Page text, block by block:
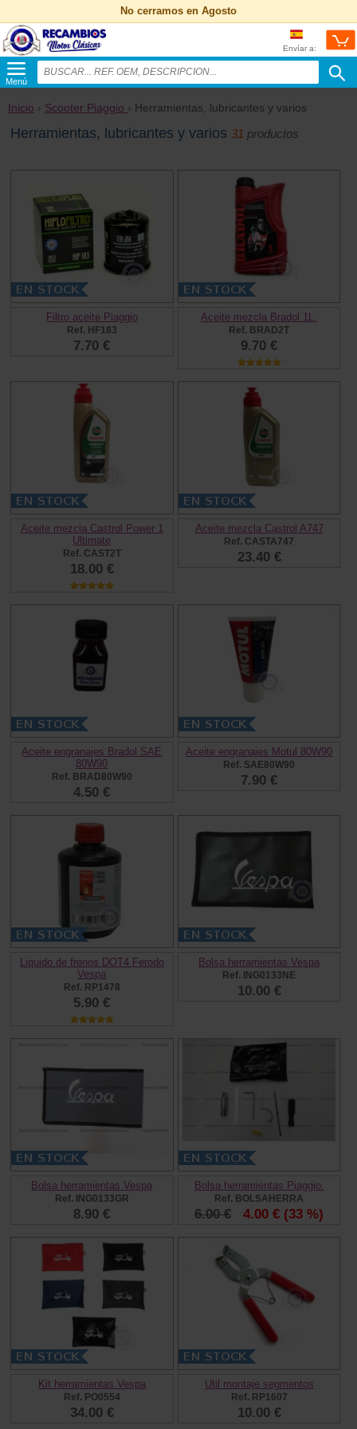
No cerramos en Agosto
Envíar a:
Menú
Inicio › Scooter Piaggio › Herramientas, lubricantes y varios
Herramientas, lubricantes y varios 31 productos
Filtro aceite Piaggio
Ref. HF183
7.70 €
Aceite mezcla Bradol 1L.
Ref. BRAD2T
9.70 €
Aceite mezcla Castrol Power 1
Ultimate
Ref. CAST2T
18.00 €
Aceite mezcla Castrol A747
Ref. CASTA747
23.40 €
Aceite engranajes Bradol SAE
80W90
Ref. BRAD80W90
4.50 €
Aceite engranajes Motul 80W90
Ref. SAE80W90
7.90 €
Liquido de frenos DOT4 Ferodo
Vespa
Ref. RP1478
5.90 €
Bolsa herramientas Vespa
Ref. ING0133NE
10.00 €
Bolsa herramientas Vespa
Ref. ING0133GR
8.90 €
Bolsa herramientas Piaggio.
Ref. BOLSAHERRA
6.00 € 4.00 € (33 %)
Kit herramientas Vespa
Ref. PO0554
34.00 €
Util montaje segmentos
Ref. RP1607
10.00 €